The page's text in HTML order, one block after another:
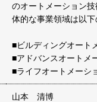
のオートメーション
体的な事業領域は以下
■ビルディングオート
■アドバンスオートメ
■ライフオートメーシ
山本 清博